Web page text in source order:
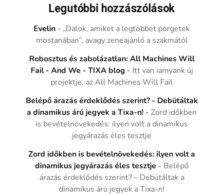
Legutóbbi hozzászólások
Evelin - „Dalok, amiket a legtöbbet pörgetek
mostanában”, avagy zeneajánló a szakmától
Robosztus és zabolázatlan: All Machines Will
Fail - And We - TIXA blog - Itt van iamyank új
projektje, az All Machines Will Fail
Belépő árazás érdeklődés szerint? - Debütáltak
a dinamikus árú jegyek a Tixa-n! -Zord időkben
is bevételnövekedés: ilyen volt a dinamikus
jegyárazás éles tesztje
Zord időkben is bevételnövekedés: ilyen volt a
dinamikus jegyárazás éles tesztje - Belépő
árazás érdeklődés szerint? – Debütáltak a
dinamikus árú jegyek a Tixa-n!